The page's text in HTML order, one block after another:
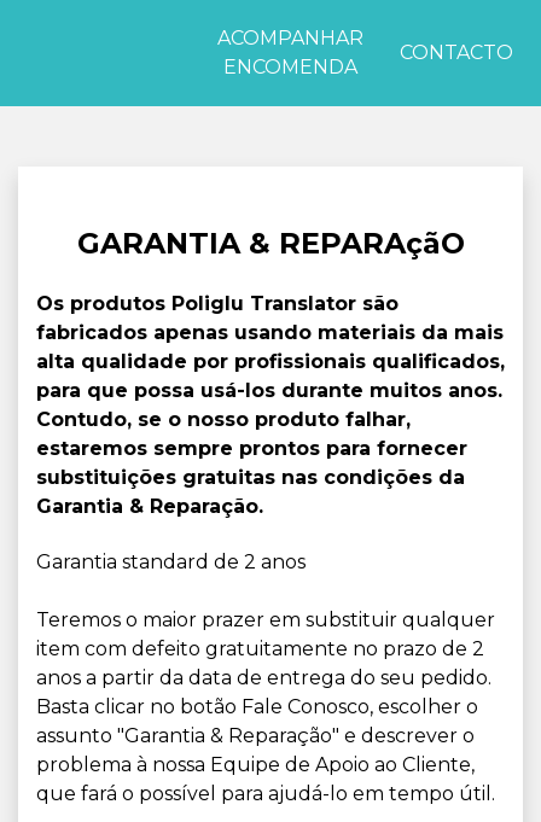
ACOMPANHAR
ENCOMENDA
CONTACTO
GARANTIA & REPARAçãO
Os produtos Poliglu Translator são
fabricados apenas usando materiais da mais
alta qualidade por profissionais qualificados,
para que possa usá-los durante muitos anos.
Contudo, se o nosso produto falhar,
estaremos sempre prontos para fornecer
substituições gratuitas nas condições da
Garantia & Reparação.
Garantia standard de 2 anos
Teremos o maior prazer em substituir qualquer
item com defeito gratuitamente no prazo de 2
anos a partir da data de entrega do seu pedido.
Basta clicar no botão Fale Conosco, escolher o
assunto "Garantia & Reparação" e descrever o
problema à nossa Equipe de Apoio ao Cliente,
que fará o possível para ajudá-lo em tempo útil.